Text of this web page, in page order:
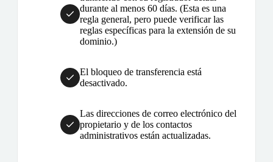
durante al menos 60 días. (Esta es una
regla general, pero puede verificar las
reglas específicas para la extensión de su
dominio.)
El bloqueo de transferencia está
desactivado.
Las direcciones de correo electrónico del
propietario y de los contactos
administrativos están actualizadas.